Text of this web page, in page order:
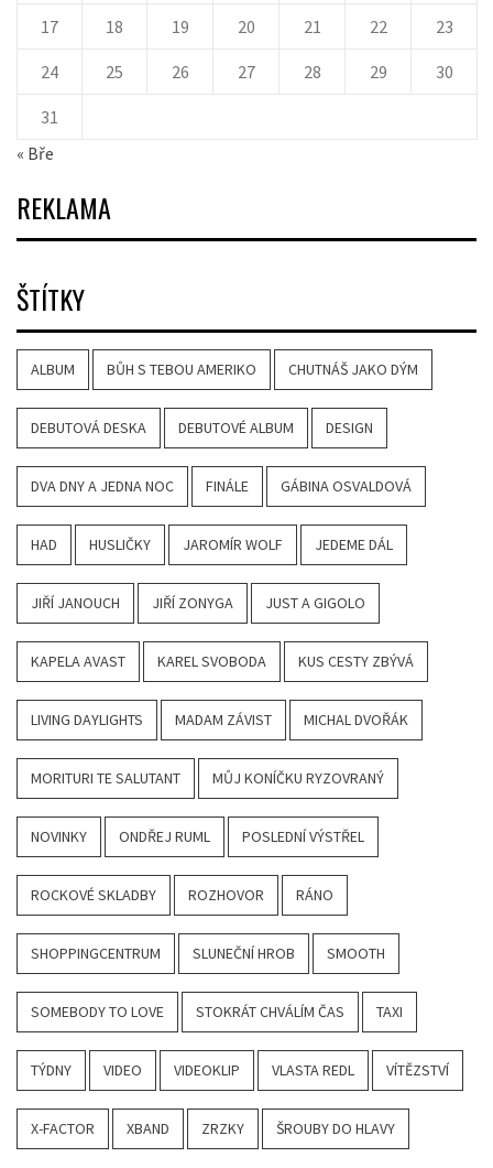
17 18 19 20 21 22 23
24 25 26 27 28 29 30
31
« Bře
REKLAMA
ŠTÍTKY
ALBUM BŮH S TEBOU AMERIKO CHUTNÁŠ JAKO DÝM
DEBUTOVÁ DESKA DEBUTOVÉ ALBUM DESIGN
DVA DNY A JEDNA NOC FINÁLE GÁBINA OSVALDOVÁ
HAD HUSLIČKY JAROMÍR WOLF JEDEME DÁL
JIŘÍ JANOUCH JIŘÍ ZONYGA JUST A GIGOLO
KAPELA AVAST KAREL SVOBODA KUS CESTY ZBÝVÁ
LIVING DAYLIGHTS MADAM ZÁVIST MICHAL DVOŘÁK
MORITURI TE SALUTANT MŮJ KONÍČKU RYZOVRANÝ
NOVINKY ONDŘEJ RUML POSLEDNÍ VÝSTŘEL
ROCKOVÉ SKLADBY ROZHOVOR RÁNO
SHOPPINGCENTRUM SLUNEČNÍ HROB SMOOTH
SOMEBODY TO LOVE STOKRÁT CHVÁLÍM ČAS TAXI
TÝDNY VIDEO VIDEOKLIP VLASTA REDL VÍTĚZSTVÍ
X-FACTOR XBAND ZRZKY ŠROUBY DO HLAVY